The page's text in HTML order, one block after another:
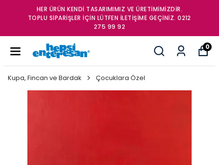
HER ÜRÜN KENDİ TASARIMIMIZ VE ÜRETİMİMİZDİR.
TOPLU SİPARİŞLER İÇİN LÜTFEN İLETİŞİME GEÇİNİZ. 0212
275 99 92
0
Kupa, Fincan ve Bardak Çocuklara Özel